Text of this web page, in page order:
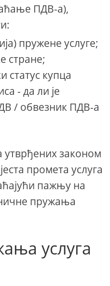
ПДВ-а),
пружене услуге;
стране;
статус купца
- да ли је
/ обвезник ПДВ-а
утврђених законом
промета услуга
пажњу на
пружања
услуга